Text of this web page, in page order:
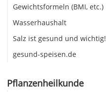
Gewichtsformeln (BMI, etc.)
Wasserhaushalt
Salz ist gesund und wichtig!
gesund-speisen.de
Pflanzenheilkunde